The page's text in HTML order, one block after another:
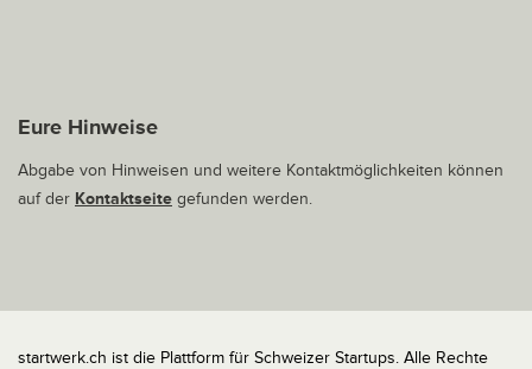
Eure Hinweise
Abgabe von Hinweisen und weitere Kontaktmöglichkeiten können
auf der Kontaktseite gefunden werden.
startwerk.ch ist die Plattform für Schweizer Startups. Alle Rechte